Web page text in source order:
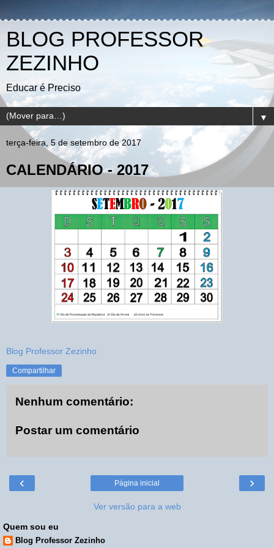
BLOG PROFESSOR
ZEZINHO
Educar é Preciso
▼
terça-feira, 5 de setembro de 2017
CALENDÁRIO - 2017
Blog Professor Zezinho
Compartilhar
Nenhum comentário:
Postar um comentário
‹ ›
Página inicial
Ver versão para a web
Quem sou eu
Blog Professor Zezinho